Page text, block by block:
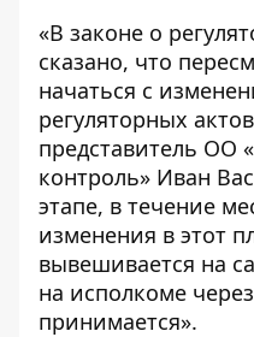
«В законе о
сказано, что
начаться с
регуляторных
представитель ОО
контроль» Иван
этапе, в течение
изменения в этот
вывешивается на
на исполкоме
принимается».